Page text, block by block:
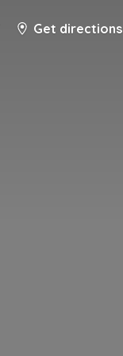
Get directions